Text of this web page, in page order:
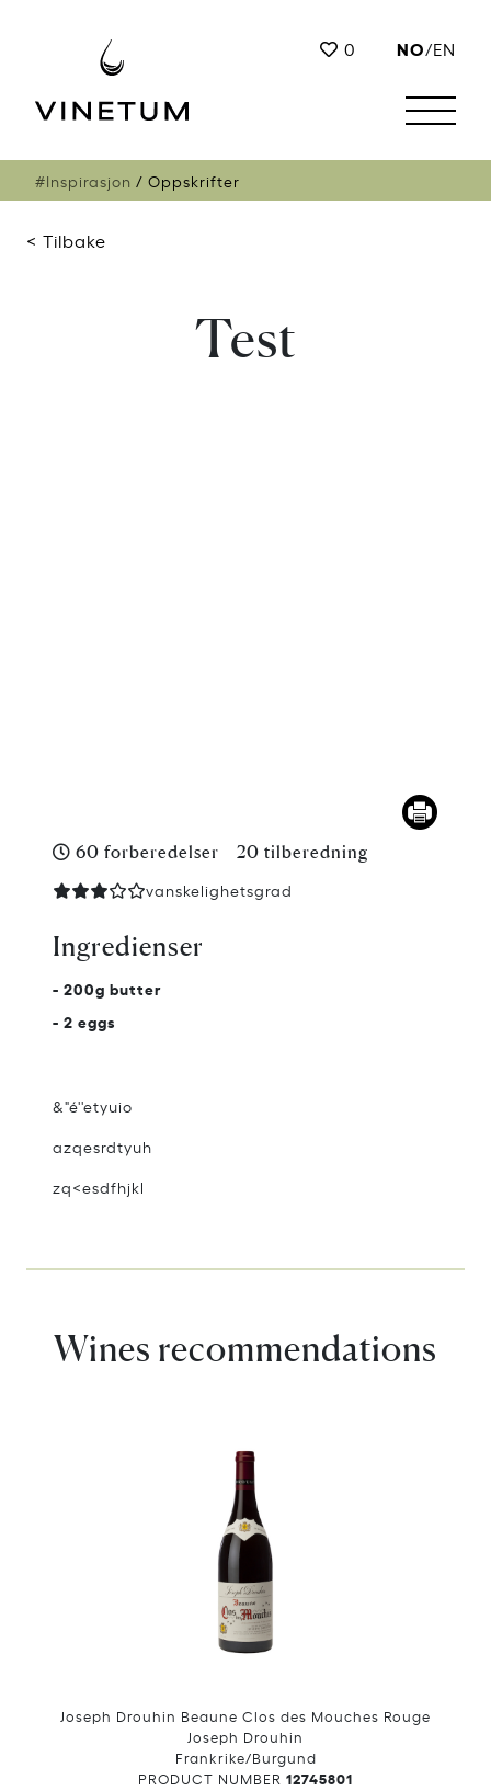
0 NO/EN
#Inspirasjon Oppskrifter
< Tilbake
Test
60 forberedelser 20 tilberedning
vanskelighetsgrad
Ingredienser
- 200g butter
- 2 eggs
&"é''etyuio
azqesrdtyuh
zq<esdfhjkl
Wines recommendations
Joseph Drouhin Beaune Clos des Mouches Rouge
Joseph Drouhin
Frankrike/Burgund
PRODUCT NUMBER 12745801